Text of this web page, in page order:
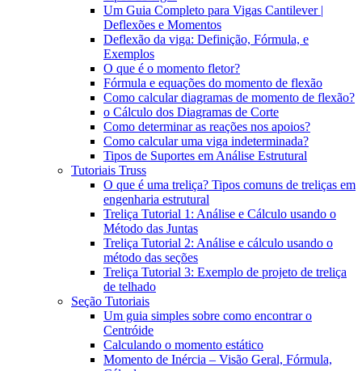
Um Guia Completo para Vigas Cantilever |
Deflexões e Momentos
Deflexão da viga: Definição, Fórmula, e
Exemplos
O que é o momento fletor?
Fórmula e equações do momento de flexão
Como calcular diagramas de momento de flexão?
o Cálculo dos Diagramas de Corte
Como determinar as reações nos apoios?
Como calcular uma viga indeterminada?
Tipos de Suportes em Análise Estrutural
Tutoriais Truss
O que é uma treliça? Tipos comuns de treliças em
engenharia estrutural
Treliça Tutorial 1: Análise e Cálculo usando o
Método das Juntas
Treliça Tutorial 2: Análise e cálculo usando o
método das seções
Treliça Tutorial 3: Exemplo de projeto de treliça
de telhado
Seção Tutoriais
Um guia simples sobre como encontrar o
Centróide
Calculando o momento estático
Momento de Inércia – Visão Geral, Fórmula,